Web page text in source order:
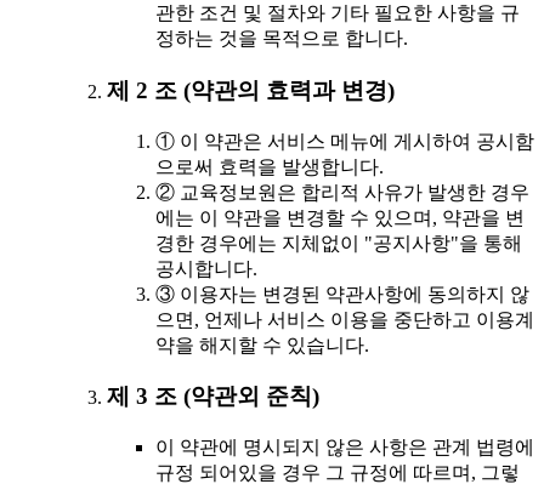
관한 조건 및 절차와 기타 필요한 사항을 규
정하는 것을 목적으로 합니다.
제 2 조 (약관의 효력과 변경)
① 이 약관은 서비스 메뉴에 게시하여 공시함
으로써 효력을 발생합니다.
② 교육정보원은 합리적 사유가 발생한 경우
에는 이 약관을 변경할 수 있으며, 약관을 변
경한 경우에는 지체없이 "공지사항"을 통해
공시합니다.
③ 이용자는 변경된 약관사항에 동의하지 않
으면, 언제나 서비스 이용을 중단하고 이용계
약을 해지할 수 있습니다.
제 3 조 (약관외 준칙)
이 약관에 명시되지 않은 사항은 관계 법령에
규정 되어있을 경우 그 규정에 따르며, 그렇